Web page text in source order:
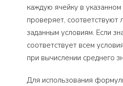
каждую ячейку в указанном
проверяет, соответствуют
заданным условиям. Если
соответствует всем
при вычислении среднего
Для использования